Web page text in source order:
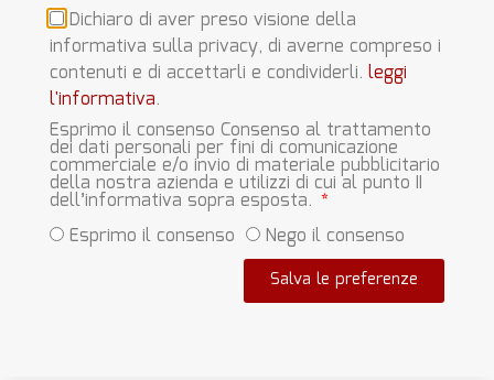
Dichiaro di aver preso visione della
informativa sulla privacy, di averne compreso i
contenuti e di accettarli e condividerli. leggi
l'informativa.
Esprimo il consenso Consenso al trattamento
dei dati personali per fini di comunicazione
commerciale e/o invio di materiale pubblicitario
della nostra azienda e utilizzi di cui al punto II
dell’informativa sopra esposta.
Esprimo il consenso
Nego il consenso
Salva le preferenze